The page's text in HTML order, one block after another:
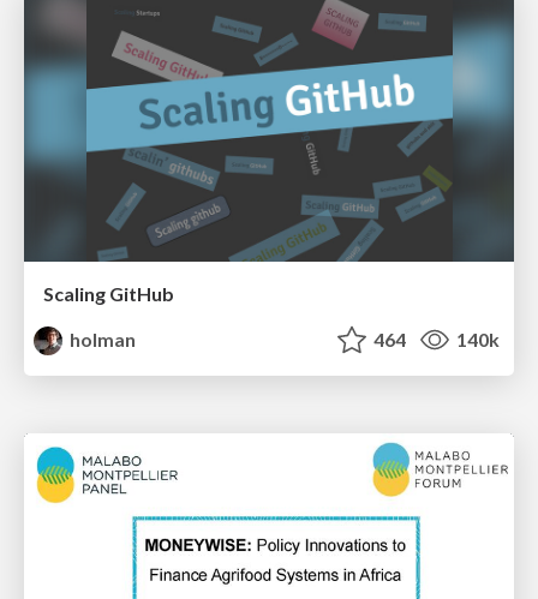
Scaling GitHub
holman
464 140k